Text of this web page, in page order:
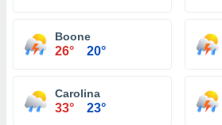
Boone
26° 20°
Carolina
33° 23°